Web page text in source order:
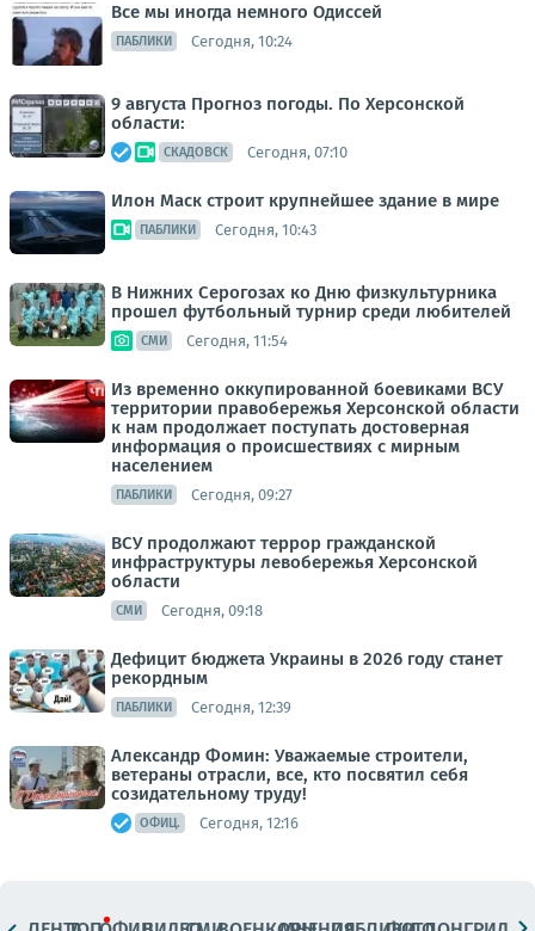
Все мы иногда немного Одиссей
ПАБЛИКИ Сегодня, 10:24
9 августа Прогноз погоды. По Херсонской
области:
СКАДОВСК Сегодня, 07:10
Илон Маск строит крупнейшее здание в мире
ПАБЛИКИ Сегодня, 10:43
В Нижних Серогозах ко Дню физкультурника
прошел футбольный турнир среди любителей
СМИ Сегодня, 11:54
Из временно оккупированной боевиками ВСУ
территории правобережья Херсонской области
к нам продолжает поступать достоверная
информация о происшествиях с мирным
населением
ПАБЛИКИ Сегодня, 09:27
ВСУ продолжают террор гражданской
инфраструктуры левобережья Херсонской
области
СМИ Сегодня, 09:18
Дефицит бюджета Украины в 2026 году станет
рекордным
ПАБЛИКИ Сегодня, 12:39
Александр Фомин: Уважаемые строители,
ветераны отрасли, все, кто посвятил себя
созидательному труду!
ОФИЦ. Сегодня, 12:16